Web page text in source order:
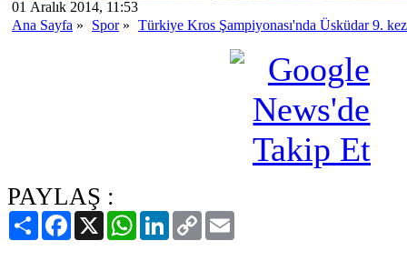
01 Aralık 2014, 11:53
Ana Sayfa » Spor» Türkiye Kros Şampiyonası'nda Üsküdar 9.
PAYLAŞ :
PaylaşFacebook
X WhatsAppLinkedIn
Copy
Link